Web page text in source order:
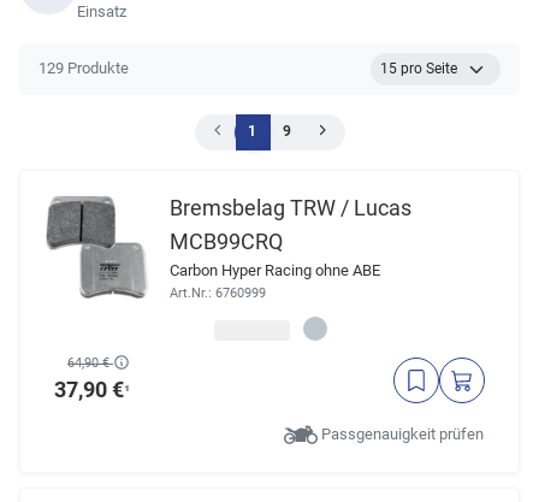
Einsatz
129 Produkte
1 9
Bremsbelag TRW / Lucas
MCB99CRQ
Carbon Hyper Racing ohne ABE
Art.Nr.: 6760999
64,90 €
37,90 €¹
Passgenauigkeit prüfen